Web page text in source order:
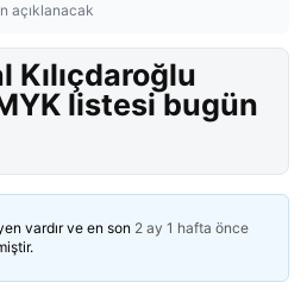
açıklanacak
Kılıçdaroğlu
listesi bugün
vardır ve en son 2 ay 1 hafta önce